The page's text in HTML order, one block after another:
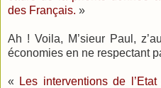
des Français. »
Ah ! Voila, M’sieur Paul,
économies en ne respectant
«
Les interventions de